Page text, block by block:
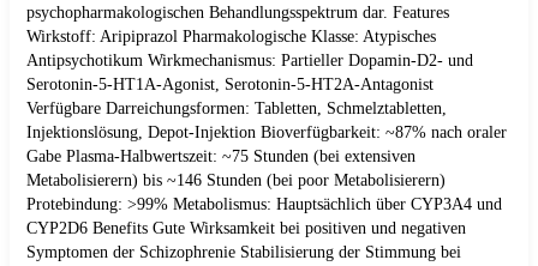
psychopharmakologischen Behandlungsspektrum dar. Features
Wirkstoff: Aripiprazol Pharmakologische Klasse: Atypisches
Antipsychotikum Wirkmechanismus: Partieller Dopamin-D2- und
Serotonin-5-HT1A-Agonist, Serotonin-5-HT2A-Antagonist
Verfügbare Darreichungsformen: Tabletten, Schmelztabletten,
Injektionslösung, Depot-Injektion Bioverfügbarkeit: ~87% nach oraler
Gabe Plasma-Halbwertszeit: ~75 Stunden (bei extensiven
Metabolisierern) bis ~146 Stunden (bei poor Metabolisierern)
Protebindung: >99% Metabolismus: Hauptsächlich über CYP3A4 und
CYP2D6 Benefits Gute Wirksamkeit bei positiven und negativen
Symptomen der Schizophrenie Stabilisierung der Stimmung bei